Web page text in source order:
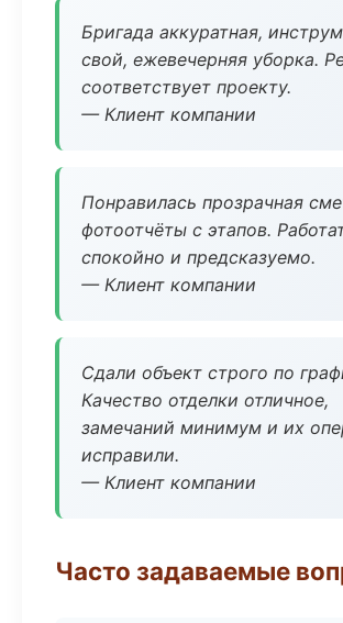
Бригада аккуратная,
свой, ежевечерняя уборка.
соответствует проекту.
— Клиент компании
Понравилась прозрачная
фотоотчёты с этапов.
спокойно и предсказуемо.
— Клиент компании
Сдали объект строго по
Качество отделки отличное,
замечаний минимум и их
исправили.
— Клиент компании
Часто задаваемые